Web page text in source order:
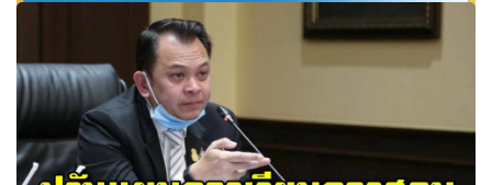
ก.ค.ศ. เปิดกว้าง!! เตรียมเสนอให้ คนสอบผ่านภาค ก จาก
ก.พ.สอบครูได้